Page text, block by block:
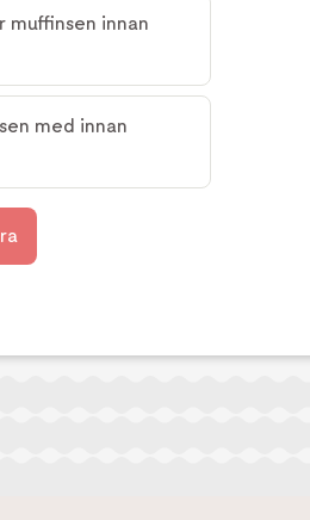
muffinsen innan
med innan